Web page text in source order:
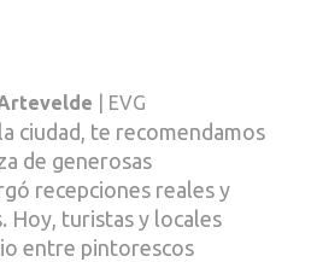
| EVG
ciudad, te recomendamos
de generosas
recepciones reales y
Hoy, turistas y locales
entre pintorescos